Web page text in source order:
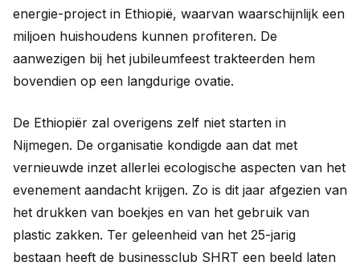
energie-project in Ethiopië, waarvan waarschijnlijk een
miljoen huishoudens kunnen profiteren. De
aanwezigen bij het jubileumfeest trakteerden hem
bovendien op een langdurige ovatie.
De Ethiopiër zal overigens zelf niet starten in
Nijmegen. De organisatie kondigde aan dat met
vernieuwde inzet allerlei ecologische aspecten van het
evenement aandacht krijgen. Zo is dit jaar afgezien van
het drukken van boekjes en van het gebruik van
plastic zakken. Ter geleenheid van het 25-jarig
bestaan heeft de businessclub SHRT een beeld laten